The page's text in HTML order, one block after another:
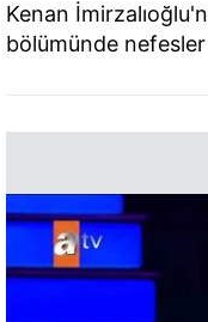
Kenan
bölümünde